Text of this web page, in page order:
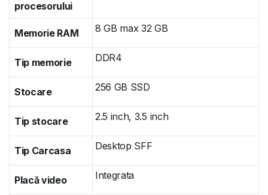
procesorului
Memorie RAM 8 GB max 32 GB
Tip memorie DDR4
Stocare 256 GB SSD
Tip stocare 2.5 inch, 3.5 inch
Tip Carcasa Desktop SFF
Placă video Integrata